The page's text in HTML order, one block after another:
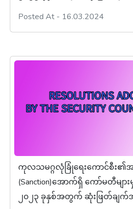
Posted At - 16.03.2024
ကုလသမဂ္ဂလုံခြုံရေးကောင်စီး
(Sanction)အောက်ရှိ ကော်မတီမျ
၂၀၂၃ ခုနှစ်အတွက် ဆုံးဖြတ်ချက်